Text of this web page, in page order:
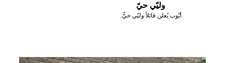
وليّي حيّ
أيّوب يُعلن قائلاً وليّي حيٌّ.